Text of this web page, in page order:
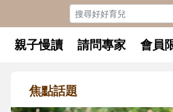
親子慢讀 請問專家 會員
焦點話題